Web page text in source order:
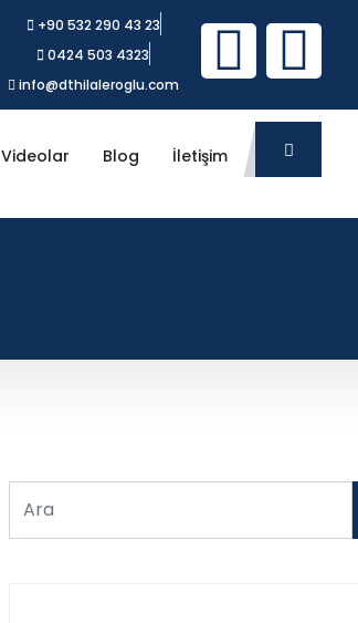
+90 532 290 43 23
0424 503 4323
info@dthilaleroglu.com
Videolar Blog İletişim